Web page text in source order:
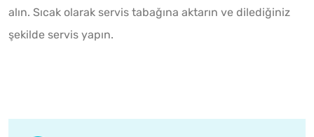
alın. Sıcak olarak servis tabağına aktarın ve dilediğiniz
şekilde servis yapın.